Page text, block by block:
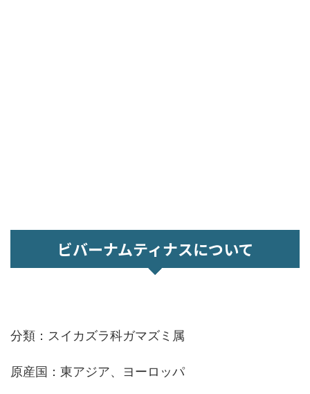
ビバーナムティナスについて
分類：スイカズラ科ガマズミ属
原産国：東アジア、ヨーロッパ